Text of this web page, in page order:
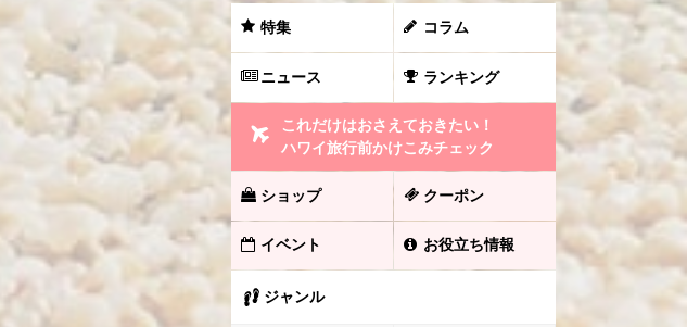
特集 コラム
ニュース ランキング
これだけはおさえておきたい！
ハワイ旅行前かけこみチェック
ショップ クーポン
イベント お役立ち情報
ジャンル